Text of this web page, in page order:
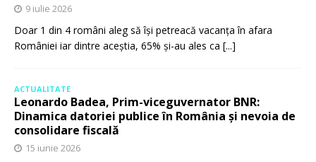
9 iulie 2026
Doar 1 din 4 români aleg să își petreacă vacanța în afara
României iar dintre aceștia, 65% și-au ales ca [...]
ACTUALITATE
Leonardo Badea, Prim-viceguvernator BNR:
Dinamica datoriei publice în România și nevoia de
consolidare fiscală
15 iunie 2026